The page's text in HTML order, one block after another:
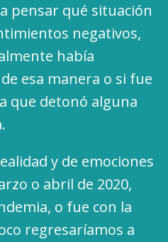
pensar qué situación
negativos,
había
esa manera o si fue
que detonó alguna
y de emociones
o abril de 2020,
o fue con la
regresaríamos a